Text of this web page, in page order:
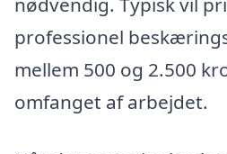
professionel
mellem 500 og 2.500
omfanget af arbejdet.